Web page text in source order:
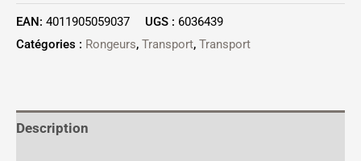
EAN: 4011905059037 UGS : 6036439
Catégories : Rongeurs, Transport, Transport
Description